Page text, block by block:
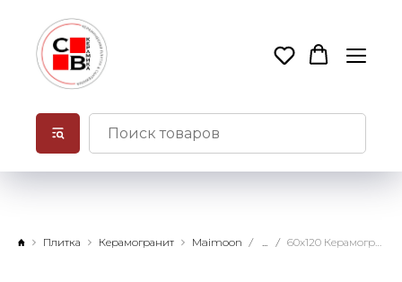
Плитка Керамогранит Maimoon